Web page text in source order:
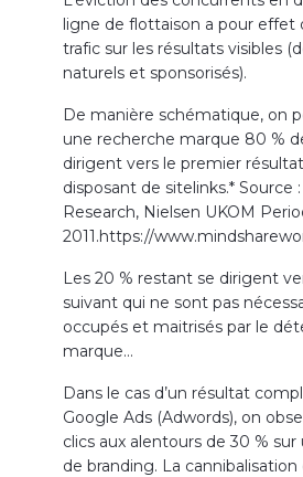
ligne de flottaison a pour effet
trafic sur les résultats visibles
naturels et sponsorisés).
De manière schématique, on
une recherche marque 80 %
dirigent vers le premier
disposant de sitelinks.* Source
Research, Nielsen UKOM
2011.https://
Les 20 % restant se dirigent
suivant qui ne sont pas
occupés et maitrisés par le
marque…
Dans le cas d’un résultat
Google Ads (Adwords), on
clics aux alentours de 30 %
de branding. La